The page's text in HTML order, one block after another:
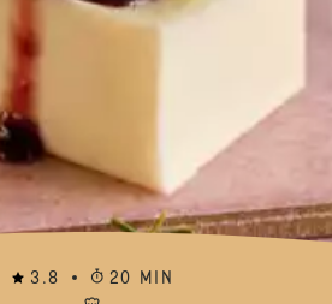
3.8 20 MIN